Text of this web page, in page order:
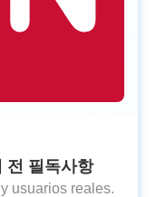
전 필독사항
usuarios reales.